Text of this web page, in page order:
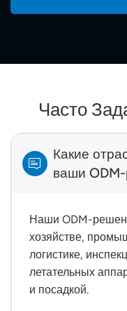
Часто
Какие
ваши
Наши ODM-
хозяйстве,
логистике,
летательных
и посадкой.